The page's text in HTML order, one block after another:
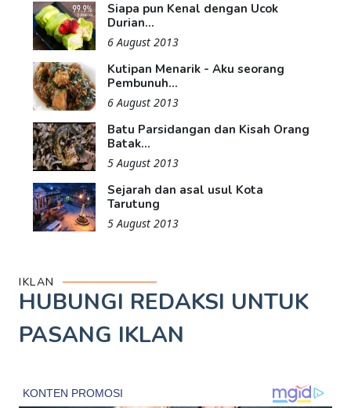
Siapa pun Kenal dengan Ucok
Durian...
6 August 2013
Kutipan Menarik - Aku seorang
Pembunuh...
6 August 2013
Batu Parsidangan dan Kisah Orang
Batak...
5 August 2013
Sejarah dan asal usul Kota
Tarutung
5 August 2013
IKLAN
HUBUNGI REDAKSI UNTUK
PASANG IKLAN